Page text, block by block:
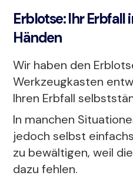
Erblotse: Ihr Erbfall
Händen
Wir haben den
Werkzeugkasten
Ihren Erbfall
In manchen
jedoch selbst
zu bewältigen, weil
dazu fehlen.